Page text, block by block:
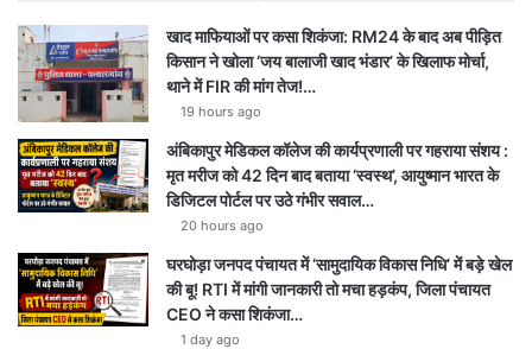
खाद माफियाओं पर कसा शिकंजा: RM24 के बाद अब पीड़ित
किसान ने खोला ‘जय बालाजी खाद भंडार’ के खिलाफ मोर्चा,
थाने में FIR की मांग तेज!…
19 hours ago
अंबिकापुर मेडिकल कॉलेज की कार्यप्रणाली पर गहराया संशय :
मृत मरीज को 42 दिन बाद बताया ‘स्वस्थ’, आयुष्मान भारत के
डिजिटल पोर्टल पर उठे गंभीर सवाल…
20 hours ago
घरघोड़ा जनपद पंचायत में ‘सामुदायिक विकास निधि’ में बड़े खेल
की बू! RTI में मांगी जानकारी तो मचा हड़कंप, जिला पंचायत
CEO ने कसा शिकंजा…
1 day ago